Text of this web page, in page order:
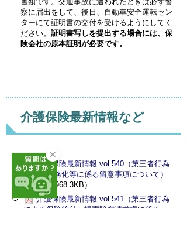
察に届出をして、後日、自動車安全運転セン
ターにて証明書の交付を受けるようにしてく
ださい。証明書写しを提出する場合には、保
険会社の原本証明が必要です。
介護保険最新情報など
介護保険最新情報 vol.540（第三者行為
の届出義務化等に係る留意事項について）
（PDF 1,968.3KB）
介護保険最新情報 vol.541（第三者行為
による保険給付と損害賠償請求権に係る